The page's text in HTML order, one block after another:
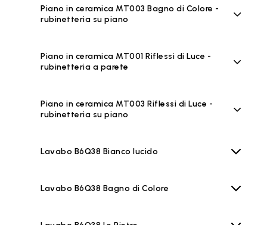
Piano in ceramica MT003 Bagno di Colore -
rubinetteria su piano
Piano in ceramica MT001 Riflessi di Luce -
rubinetteria a parete
Piano in ceramica MT003 Riflessi di Luce -
rubinetteria su piano
Lavabo B6Q38 Bianco lucido
Lavabo B6Q38 Bagno di Colore